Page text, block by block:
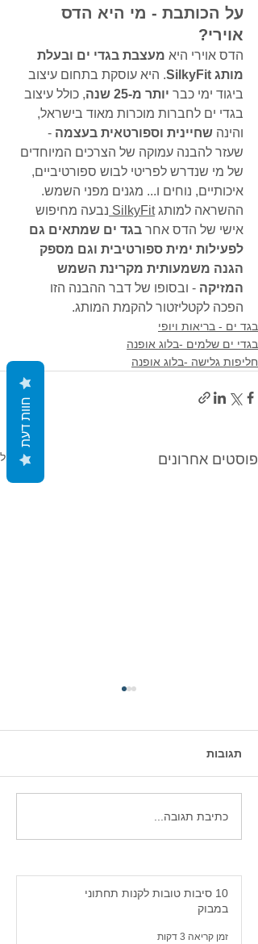
על הכותבת - מי היא הדס
אוירי?
הדס אוירי היא מעצבת בגדי ים ובעלת
מותג SilkyFit
. היא עוסקת בתחום עיצוב
ביגוד ימי כבר יותר מ‑25 שנה
, כולל עיצוב
בגדי ים לחברות מוכרות מאוד בישראל,
והינה שחיינית וספורטאית בעצמה -
שעזר להבנה עמוקה של הצרכים המיוחדים
של מי שנדרש לפריטי לבוש ספורטיביים,
איכותיים, נוחים ו... מגנים מפני השמש.
ההשראה למותג SilkyFit נבעה מחיפוש
אישי של הדס אחר בגד ים שמתאים גם
לפעילות ימית ספורטיבית וגם מספק
הגנה משמעותית מקרינת השמש
המזיקה - ובסופו של דבר ההבנה הזו
הפכה לקטליזטור להקמת המותג.
בגד ים - בריאות ויופי
בגדי ים שלמים -בלוג אופנה
חליפות גלישה -בלוג אופנה
פוסטים אחרונים הצג הכול
חולצות גלישה לנשים. -
תגובות
כתיבת תגובה...
10 סיבות טובות לקנות תחתוני
במבוק
זמן קריאה 3 דקות
חוות דעת